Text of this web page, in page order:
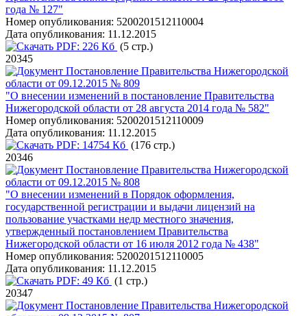
года № 127"
Номер опубликования: 5200201512110004
Дата опубликования: 11.12.2015
PDF: 226 Кб (5 стр.)
20345
Постановление Правительства Нижегородской
области от 09.12.2015 № 809
"О внесении изменений в постановление Правительства
Нижегородской области от 28 августа 2014 года № 582"
Номер опубликования: 5200201512110009
Дата опубликования: 11.12.2015
PDF: 14754 Кб (176 стр.)
20346
Постановление Правительства Нижегородской
области от 09.12.2015 № 808
"О внесении изменений в Порядок оформления,
государственной регистрации и выдачи лицензий на
пользование участками недр местного значения,
утвержденный постановлением Правительства
Нижегородской области от 16 июля 2012 года № 438"
Номер опубликования: 5200201512110005
Дата опубликования: 11.12.2015
PDF: 49 Кб (1 стр.)
20347
Постановление Правительства Нижегородской